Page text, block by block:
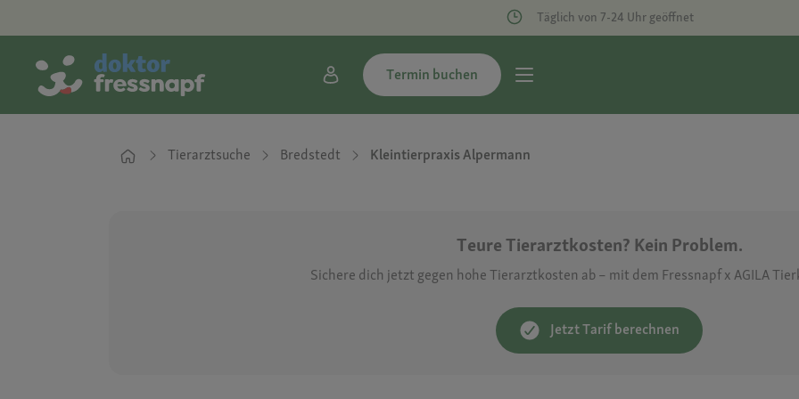
Täglich von 7-24 Uhr geöffnet
Termin buchen
Tierarztsuche Bredstedt Kleintierpraxis Alpermann
Teure Tierarztkosten? Kein Problem.
Sichere dich jetzt gegen hohe Tierarztkosten ab – mit dem Fressnapf x AGILA
Jetzt Tarif berechnen